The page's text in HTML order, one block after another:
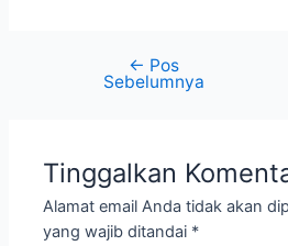
← Pos
Sebelumnya
Tinggalkan
Alamat email Anda tidak akan
yang wajib ditandai *